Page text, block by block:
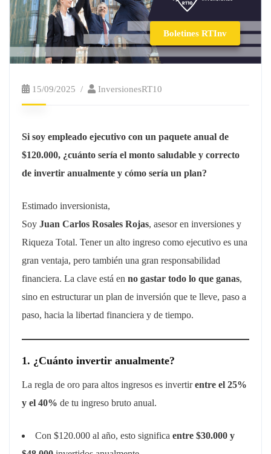
Boletines RTInv
15/09/2025 InversionesRT10
Si soy empleado ejecutivo con un paquete anual de
$120.000, ¿cuánto sería el monto saludable y correcto
de invertir anualmente y cómo sería un plan?
Estimado inversionista,
Soy Juan Carlos Rosales Rojas, asesor en inversiones y
Riqueza Total. Tener un alto ingreso como ejecutivo es una
gran ventaja, pero también una gran responsabilidad
financiera. La clave está en no gastar todo lo que ganas,
sino en estructurar un plan de inversión que te lleve, paso a
paso, hacia la libertad financiera y de tiempo.
1. ¿Cuánto invertir anualmente?
La regla de oro para altos ingresos es invertirentre el 25%
y el 40% de tu ingreso bruto anual.
Con $120.000 al año, esto significa entre $30.000 y